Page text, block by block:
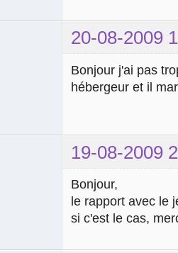
20-08-2009
Bonjour j'ai pas
hébergeur et il
19-08-2009
Bonjour,
le rapport avec le
si c'est le cas,